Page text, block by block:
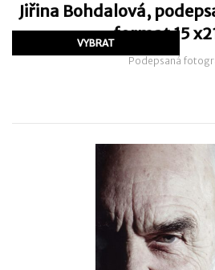
Jiřina Bohdalová,
format 15
Podepsaná